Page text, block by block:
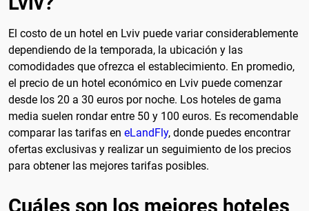
El costo de un hotel en Lviv puede variar considerablemente
dependiendo de la temporada, la ubicación y las
comodidades que ofrezca el establecimiento. En promedio,
el precio de un hotel económico en Lviv puede comenzar
desde los 20 a 30 euros por noche. Los hoteles de gama
media suelen rondar entre 50 y 100 euros. Es recomendable
comparar las tarifas en eLandFly, donde puedes encontrar
ofertas exclusivas y realizar un seguimiento de los precios
para obtener las mejores tarifas posibles.
Cuáles son los mejores hoteles